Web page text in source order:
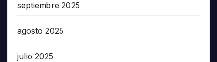
septiembre 2025
agosto 2025
julio 2025